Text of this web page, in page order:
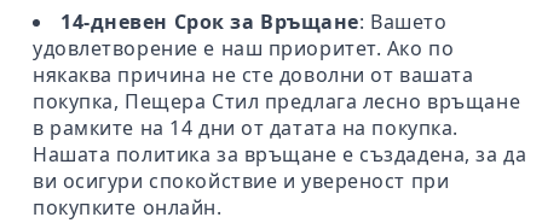
14-дневен Срок за Връщане: Вашето
удовлетворение е наш приоритет. Ако по
някаква причина не сте доволни от вашата
покупка, Пещера Стил предлага лесно връщане
в рамките на 14 дни от датата на покупка.
Нашата политика за връщане е създадена, за да
ви осигури спокойствие и увереност при
покупките онлайн.